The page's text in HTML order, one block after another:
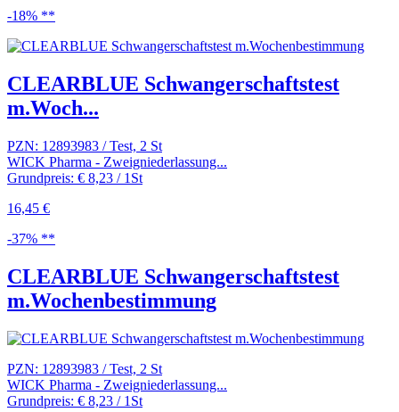
-18% **
CLEARBLUE Schwangerschaftstest
m.Woch...
PZN: 12893983 / Test, 2 St
WICK Pharma - Zweigniederlassung...
Grundpreis: € 8,23 / 1St
16,45 €
-37% **
CLEARBLUE Schwangerschaftstest
m.Wochenbestimmung
PZN: 12893983 / Test, 2 St
WICK Pharma - Zweigniederlassung...
Grundpreis: € 8,23 / 1St